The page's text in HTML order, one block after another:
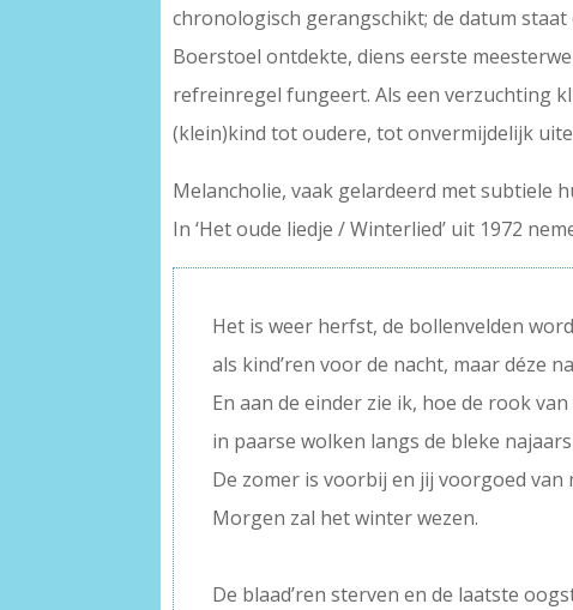
chronologisch gerangschikt; de datum staat
Boerstoel ontdekte, diens eerste
refreinregel fungeert. Als een verzuchting
(klein)kind tot oudere, tot onvermijdelijk
Melancholie, vaak gelardeerd met subtiele
In ‘Het oude liedje / Winterlied’ uit 1972
Het is weer herfst, de bollenvelden
als kind’ren voor de nacht, maar déze
En aan de einder zie ik, hoe de rook
in paarse wolken langs de bleke
De zomer is voorbij en jij voorgoed van
Morgen zal het winter wezen.
De blaad’ren sterven en de laatste